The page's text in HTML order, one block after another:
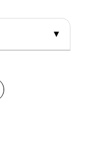
▼